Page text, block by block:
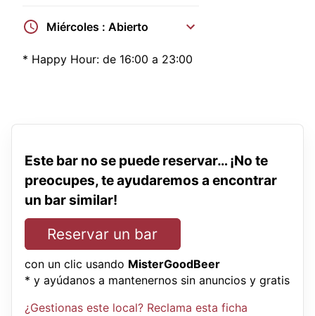
Miércoles : Abierto
* Happy Hour: de 16:00 a 23:00
Este bar no se puede reservar… ¡No te
preocupes, te ayudaremos a encontrar
un bar similar!
Reservar un bar
con un clic usando MisterGoodBeer
* y ayúdanos a mantenernos sin anuncios y gratis
¿Gestionas este local? Reclama esta ficha